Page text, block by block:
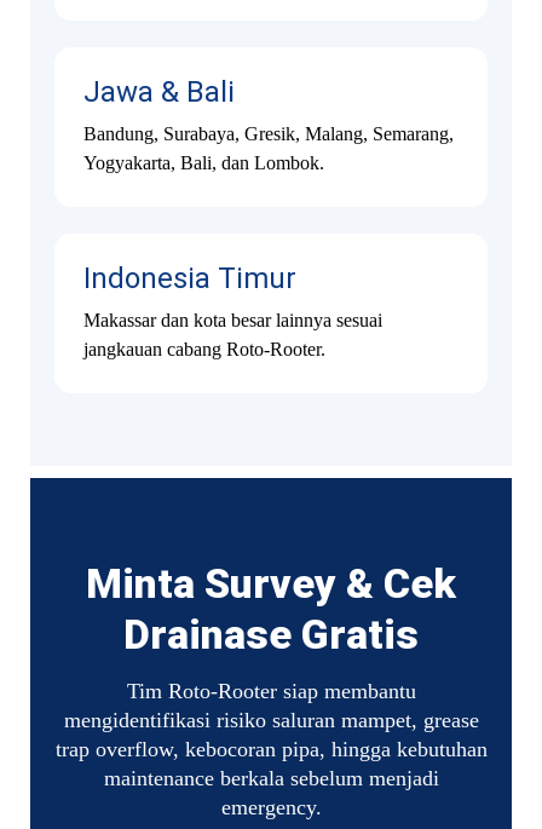
Jawa & Bali
Bandung, Surabaya, Gresik, Malang, Semarang,
Yogyakarta, Bali, dan Lombok.
Indonesia Timur
Makassar dan kota besar lainnya sesuai
jangkauan cabang Roto-Rooter.
Minta Survey & Cek
Drainase Gratis
Tim Roto-Rooter siap membantu
mengidentifikasi risiko saluran mampet, grease
trap overflow, kebocoran pipa, hingga kebutuhan
maintenance berkala sebelum menjadi
emergency.